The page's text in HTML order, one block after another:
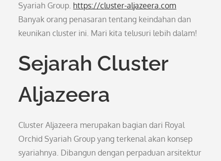
Syariah Group. https://cluster-aljazeera.com
Banyak orang penasaran tentang keindahan dan
keunikan cluster ini. Mari kita telusuri lebih dalam!
Sejarah Cluster
Aljazeera
Cluster Aljazeera merupakan bagian dari Royal
Orchid Syariah Group yang terkenal akan konsep
syariahnya. Dibangun dengan perpaduan arsitektur